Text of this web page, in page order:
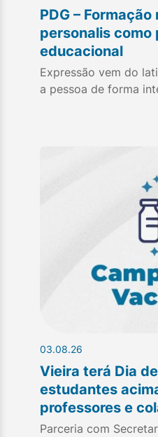
PDG –
personalis
educacional
Expressão vem do
a pessoa de forma
03.08.26
Vieira terá Dia
estudantes
professores e
Parceria com